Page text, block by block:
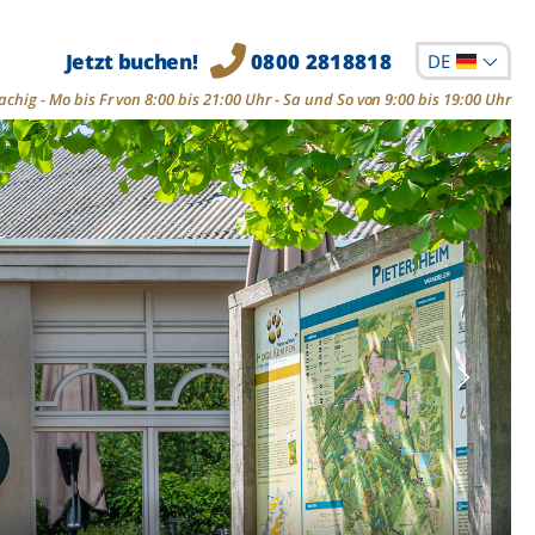
Jetzt buchen! 0800 2818818 DE
- Mo bis Fr von 8:00 bis 21:00 Uhr - Sa und So von 9:00 bis 19:00 Uhr